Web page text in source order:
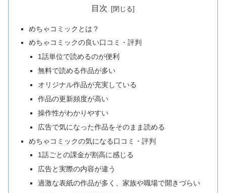
目次
めちゃコミックとは？
めちゃコミックの良い口コミ・評判
1話単位で読めるのが便利
無料で読める作品が多い
オリジナル作品が充実している
作品の更新頻度が高い
操作性がわかりやすい
広告で気になった作品をそのまま読める
めちゃコミックの気になる口コミ・評判
1話ごとの課金が割高に感じる
広告と実際の内容が違う
過激な表紙の作品が多く、家族や職場で開きづらい